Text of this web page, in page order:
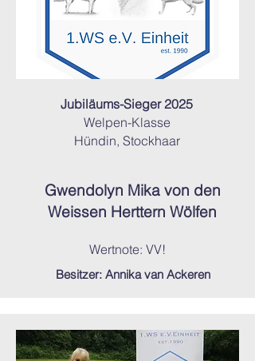
Jubiläums-Sieger 2025
Welpen-Klasse
Hündin, Stockhaar
Gwendolyn Mika von den
Weissen Herttern Wölfen
Wertnote: VV!
Besitzer: Annika van Ackeren